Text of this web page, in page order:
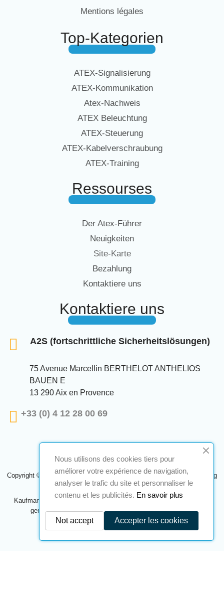
Mentions légales
Top-Kategorien
ATEX-Signalisierung
ATEX-Kommunikation
Atex-Nachweis
ATEX Beleuchtung
ATEX-Steuerung
ATEX-Kabelverschraubung
ATEX-Training
Ressourses
Der Atex-Führer
Neuigkeiten
Site-Karte
Bezahlung
Kontaktiere uns
Kontaktiere uns
A2S (fortschrittliche Sicherheitslösungen)
75 Avenue Marcellin BERTHELOT ANTHELIOS
BAUEN E
13 290 Aix en Provence
+33 (0) 4 12 28 00 69
Copyright © 2024 A2S ATEX. Alle Rechte vorbehalten. Eine Realisierung
Navilog
Kaufmann, der von der offensichtlichen Meinung des Unternehmens
genehmigt wurde,Klicken Sie hier, um es zu überprüfen.
Nous utilisons des cookies tiers pour
améliorer votre expérience de navigation,
analyser le trafic du site et personnaliser le
contenu et les publicités. En savoir plus
Accepter les cookies
Not accept